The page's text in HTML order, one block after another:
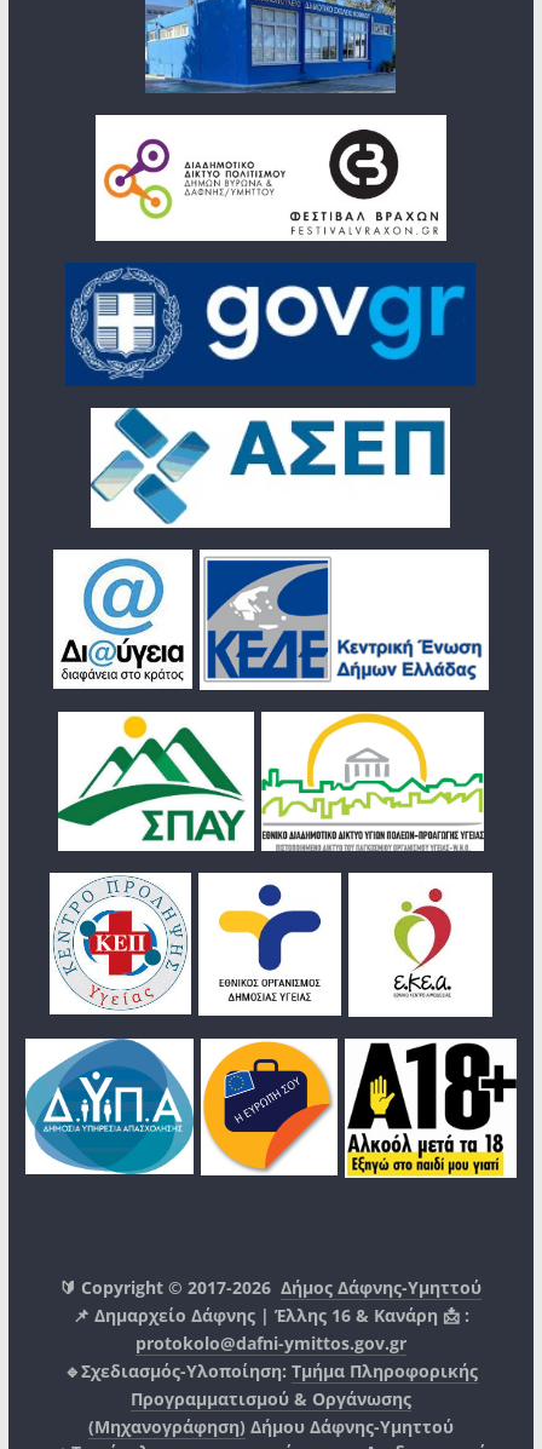
🔰 Copyright © 2017-2026Δήμος Δάφνης-Υμηττού
📌 Δημαρχείο Δάφνης | Έλλης 16 & Κανάρη 📩 :
protokolo@dafni-ymittos.gov.gr
🔹Σχεδιασμός-Υλοποίηση: Τμήμα Πληροφορικής
Προγραμματισμού & Οργάνωσης
(Μηχανογράφηση) Δήμου Δάφνης-Υμηττού